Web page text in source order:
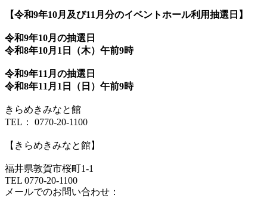
【令和9年10月及び11月分のイベントホール利用抽選日】
令和9年10月の抽選日
令和8年10月1日（木）午前9時
令和9年11月の抽選日
令和8年11月1日（日）午前9時
きらめきみなと館
TEL： 0770-20-1100
【きらめきみなと館】
福井県敦賀市桜町1-1
TEL 0770-20-1100
メールでのお問い合わせ：